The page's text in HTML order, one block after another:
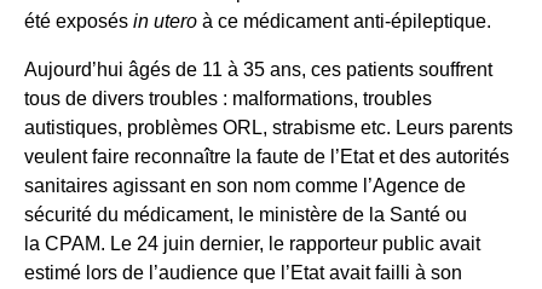
été exposés in utero à ce médicament anti-épileptique.
Aujourd’hui âgés de 11 à 35 ans, ces patients souffrent
tous de divers troubles : malformations, troubles
autistiques, problèmes ORL, strabisme etc. Leurs parents
veulent faire reconnaître la faute de l’Etat et des autorités
sanitaires agissant en son nom comme l’Agence de
sécurité du médicament, le ministère de la Santé ou
la CPAM. Le 24 juin dernier, le rapporteur public avait
estimé lors de l’audience que l’Etat avait failli à son